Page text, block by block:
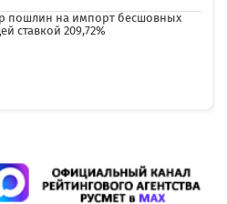
пошлин на импорт бесшовных
ставкой 209,72%